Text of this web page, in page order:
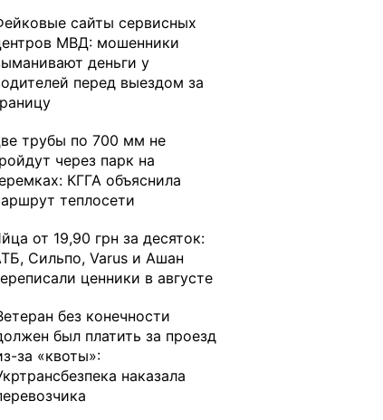
сайты сервисных
МВД: мошенники
деньги у
перед выездом за
трубы по 700 мм не
через парк на
КГГА объяснила
теплосети
от 19,90 грн за десяток:
Сильпо, Varus и Ашан
ценники в августе
без конечности
был платить за проезд
за «квоты»:
наказала